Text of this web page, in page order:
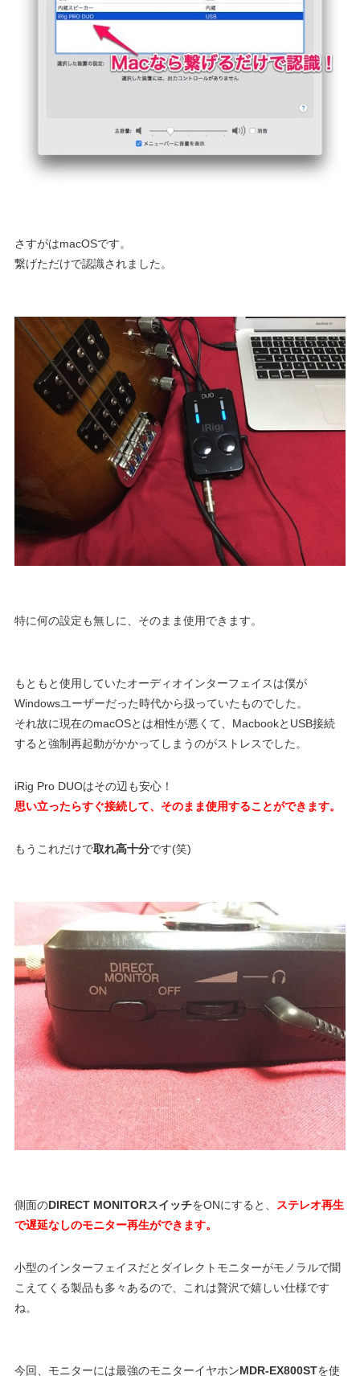
さすがはmacOSです。
繋げただけで認識されました。
特に何の設定も無しに、そのまま使用できます。
もともと使用していたオーディオインターフェイスは僕が
Windowsユーザーだった時代から扱っていたものでした。
それ故に現在のmacOSとは相性が悪くて、MacbookとUSB接続
すると強制再起動がかかってしまうのがストレスでした。
iRig Pro DUOはその辺も安心！
思い立ったらすぐ接続して、そのまま使用することができます。
もうこれだけで取れ高十分です(笑)
側面のDIRECT MONITORスイッチをONにすると、
ステレオ再生
で遅延なしのモニター再生ができます。
小型のインターフェイスだとダイレクトモニターがモノラルで聞
こえてくる製品も多々あるので、これは贅沢で嬉しい仕様です
ね。
今回、モニターには最強のモニターイヤホンMDR-EX800STを使